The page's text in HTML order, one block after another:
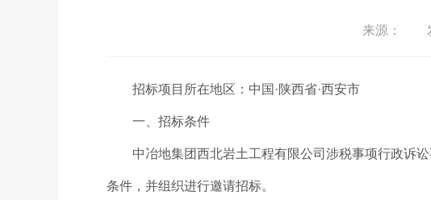
来源： 发
招标项目所在地区：中国·陕西省·西安市
一、招标条件
中冶地集团西北岩土工程有限公司涉税事项行政诉讼
条件，并组织进行邀请招标。